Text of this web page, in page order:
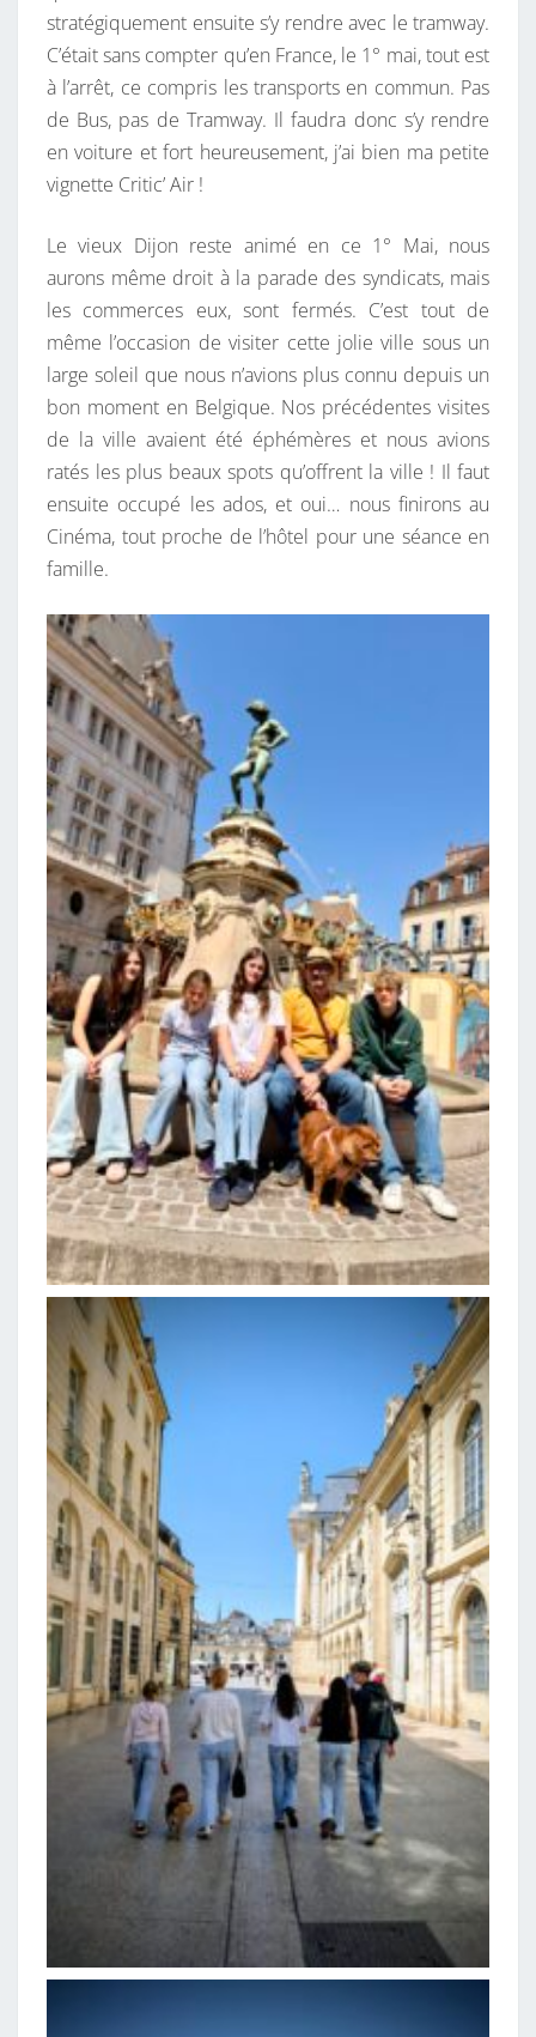
stratégiquement ensuite s’y rendre avec le tramway.
C’était sans compter qu’en France, le 1° mai, tout est
à l’arrêt, ce compris les transports en commun. Pas
de Bus, pas de Tramway. Il faudra donc s’y rendre
en voiture et fort heureusement, j’ai bien ma petite
vignette Critic’ Air !
Le vieux Dijon reste animé en ce 1° Mai, nous
aurons même droit à la parade des syndicats, mais
les commerces eux, sont fermés. C’est tout de
même l’occasion de visiter cette jolie ville sous un
large soleil que nous n’avions plus connu depuis un
bon moment en Belgique. Nos précédentes visites
de la ville avaient été éphémères et nous avions
ratés les plus beaux spots qu’offrent la ville ! Il faut
ensuite occupé les ados, et oui… nous finirons au
Cinéma, tout proche de l’hôtel pour une séance en
famille.